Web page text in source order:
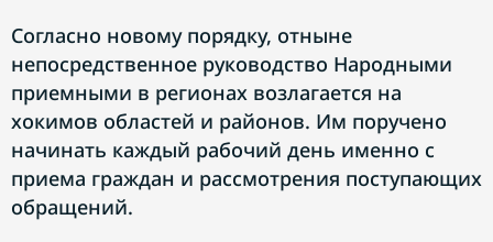
Согласно новому порядку, отныне
непосредственное руководство Народными
приемными в регионах возлагается на
хокимов областей и районов. Им поручено
начинать каждый рабочий день именно с
приема граждан и рассмотрения поступающих
обращений.